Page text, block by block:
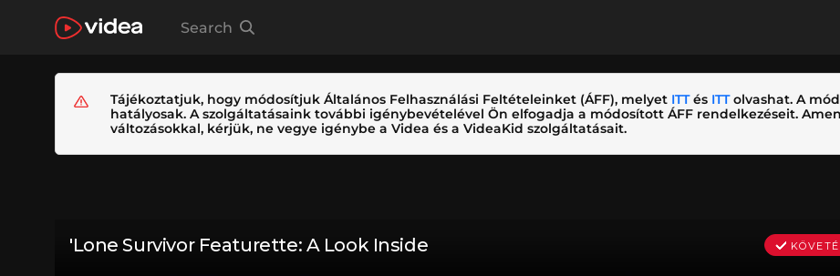
Search
Tájékoztatjuk, hogy módosítjuk Általános Felhasználási Feltételeinket (ÁFF), melyet ITTés ITTolvashat. A
hatályosak. A szolgáltatásaink további igénybevételével Ön elfogadja a módosított ÁFF rendelkezéseit.
változásokkal, kérjük, ne vegye igénybe a Videa és a VideaKid szolgáltatásait.